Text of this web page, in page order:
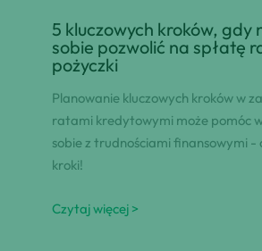
5 kluczowych kroków, gdy
sobie pozwolić na spłatę
pożyczki
Planowanie kluczowych kroków w
ratami kredytowymi może pomóc
sobie z trudnościami finansowymi -
kroki!
Czytaj więcej >